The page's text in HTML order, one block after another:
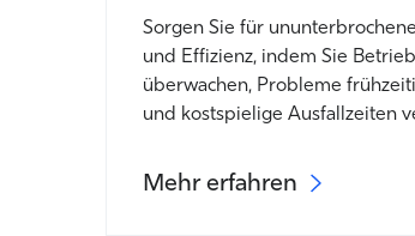
Sorgen Sie für ununterbrochene
und Effizienz, indem Sie
überwachen, Probleme
und kostspielige Ausfallzeiten
Mehr erfahren